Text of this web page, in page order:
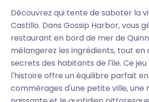
Découvrez qui tente de saboter la
Castillo. Dans Gossip Harbor, vous
restaurant en bord de mer de
mélangerez les ingrédients, tout en
secrets des habitants de l'île. Ce
l'histoire offre un équilibre parfait
commérages d'une petite ville, une